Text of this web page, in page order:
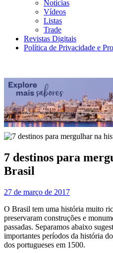
Notícias
Vídeos
Listas
Trade
Revistas Digitais
Política de Privacidade e
7 destinos para
Brasil
27 de março de 2017
O Brasil tem uma história muito
preservaram construções e
passadas. Separamos abaixo
importantes períodos da história
dos portugueses em 1500.